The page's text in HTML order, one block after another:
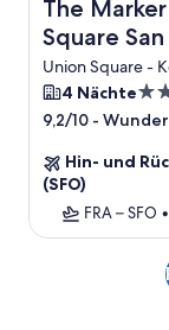
The
Square
Flug
Union Square -
4 Nächte
9,2/10 -
Hin- und
(SFO)
FRA – SFO •